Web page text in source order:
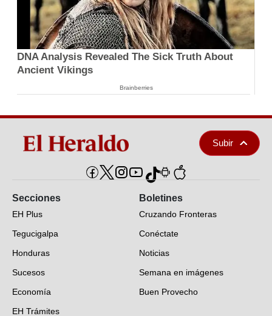
DNA Analysis Revealed The Sick Truth About
Ancient Vikings
Brainberries
Subir
Secciones
EH Plus
Tegucigalpa
Honduras
Sucesos
Economía
EH Trámites
Boletines
Cruzando Fronteras
Conéctate
Noticias
Semana en imágenes
Buen Provecho